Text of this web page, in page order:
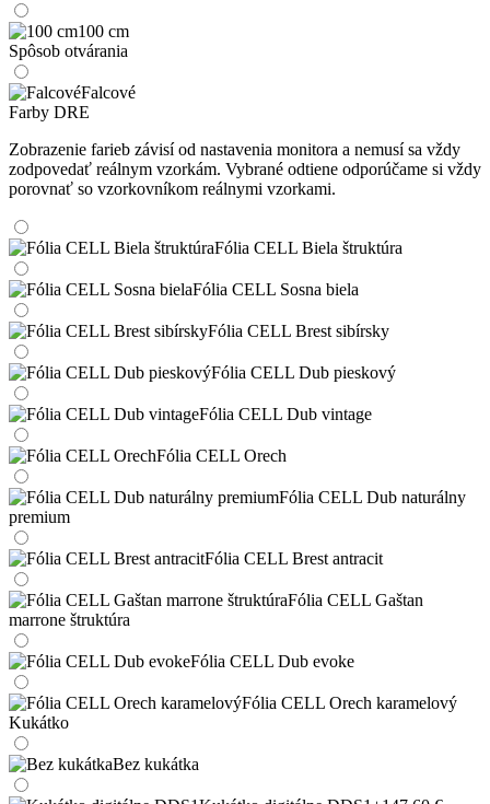
100 cm
Spôsob otvárania
Falcové
Farby DRE
Zobrazenie farieb závisí od nastavenia monitora a nemusí sa vždy
zodpovedať reálnym vzorkám. Vybrané odtiene odporúčame si vždy
porovnať so vzorkovníkom reálnymi vzorkami.
Fólia CELL Biela štruktúra
Fólia CELL Sosna biela
Fólia CELL Brest sibírsky
Fólia CELL Dub pieskový
Fólia CELL Dub vintage
Fólia CELL Orech
Fólia CELL Dub naturálny
premium
Fólia CELL Brest antracit
Fólia CELL Gaštan
marrone štruktúra
Fólia CELL Dub evoke
Fólia CELL Orech karamelový
Kukátko
Bez kukátka